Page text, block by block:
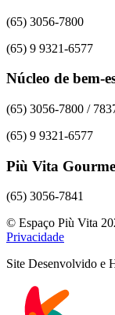
(65) 3056-7800
(65) 9 9321-6577
Núcleo de bem-
(65) 3056-7800 /
(65) 9 9321-6577
Più Vita
(65) 3056-7841
© Espaço Più Vita
Privacidade
Site Desenvolvido e